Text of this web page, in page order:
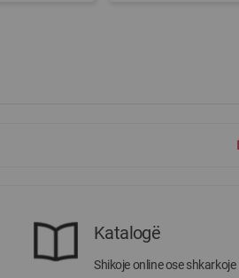
Katalogë
Shikoje online ose shkarkoje